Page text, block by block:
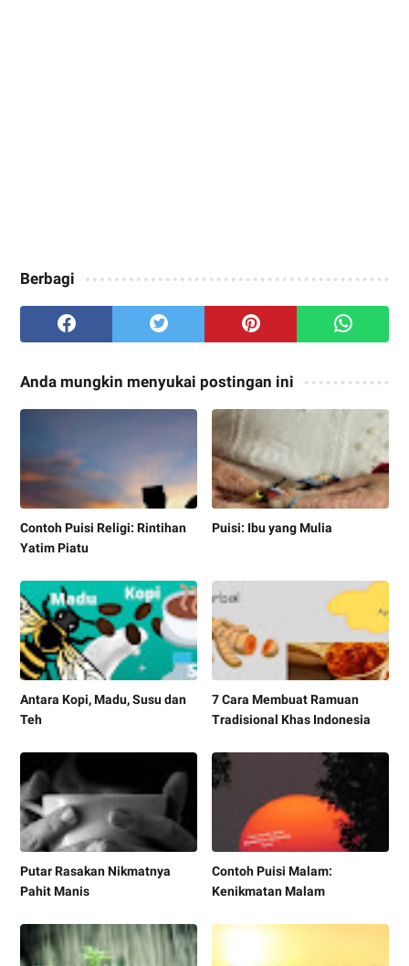
Berbagi
Anda mungkin menyukai postingan ini
Contoh Puisi Religi: Rintihan
Yatim Piatu
Puisi: Ibu yang Mulia
Antara Kopi, Madu, Susu dan
Teh
7 Cara Membuat Ramuan
Tradisional Khas Indonesia
Putar Rasakan Nikmatnya
Pahit Manis
Contoh Puisi Malam:
Kenikmatan Malam